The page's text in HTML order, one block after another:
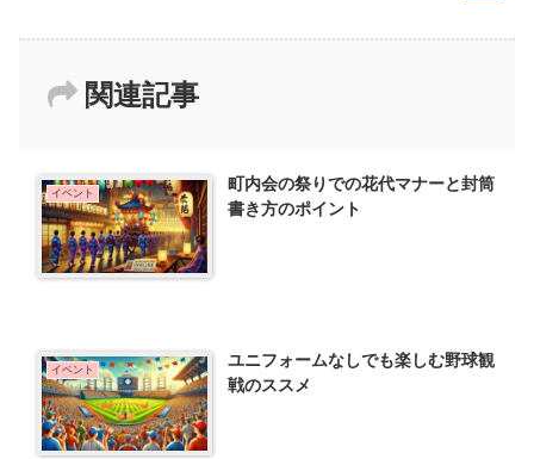
関連記事
イベント
町内会の祭りでの花代マナーと封筒
書き方のポイント
イベント
ユニフォームなしでも楽しむ野球観
戦のススメ